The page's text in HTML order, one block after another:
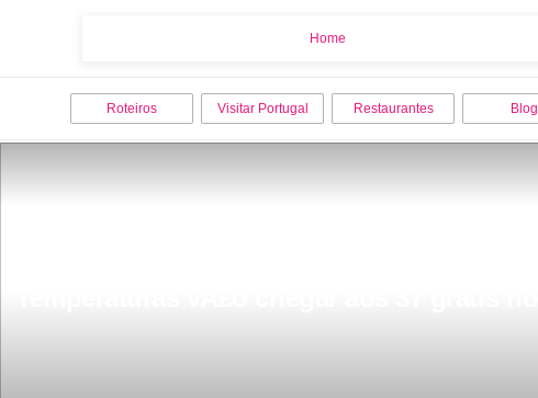
Home
Roteiros Visitar Portugal Restaurantes Blog